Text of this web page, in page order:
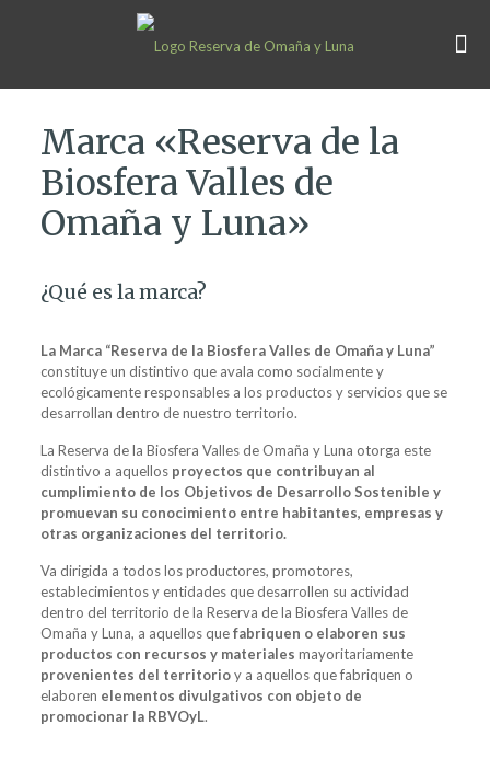
Marca «Reserva de la
Biosfera Valles de
Omaña y Luna»
¿Qué es la marca?
La Marca “Reserva de la Biosfera Valles de Omaña y Luna”
constituye un distintivo que avala como socialmente y
ecológicamente responsables a los productos y servicios que se
desarrollan dentro de nuestro territorio.
La Reserva de la Biosfera Valles de Omaña y Luna otorga este
distintivo a aquellos proyectos que contribuyan al
cumplimiento de los Objetivos de Desarrollo Sostenible y
promuevan su conocimiento entre habitantes, empresas y
otras organizaciones del territorio.
Va dirigida a todos los productores, promotores,
establecimientos y entidades que desarrollen su actividad
dentro del territorio de la Reserva de la Biosfera Valles de
Omaña y Luna, a aquellos quefabriquen o elaboren sus
productos con recursos y materiales mayoritariamente
provenientes del territorioy a aquellos que fabriquen o
elaboren elementos divulgativos con objeto de
promocionar la RBVOyL.